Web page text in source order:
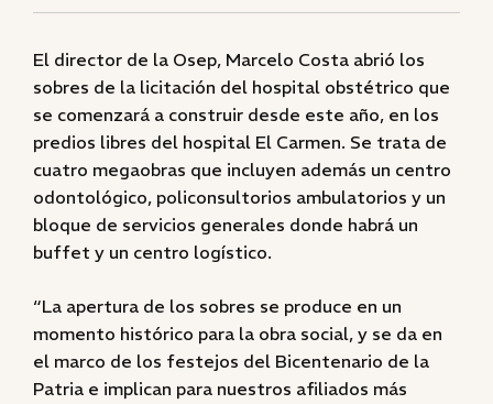
El director de la Osep, Marcelo Costa abrió los
sobres de la licitación del hospital obstétrico que
se comenzará a construir desde este año, en los
predios libres del hospital El Carmen. Se trata de
cuatro megaobras que incluyen además un centro
odontológico, policonsultorios ambulatorios y un
bloque de servicios generales donde habrá un
buffet y un centro logístico.
“La apertura de los sobres se produce en un
momento histórico para la obra social, y se da en
el marco de los festejos del Bicentenario de la
Patria e implican para nuestros afiliados más